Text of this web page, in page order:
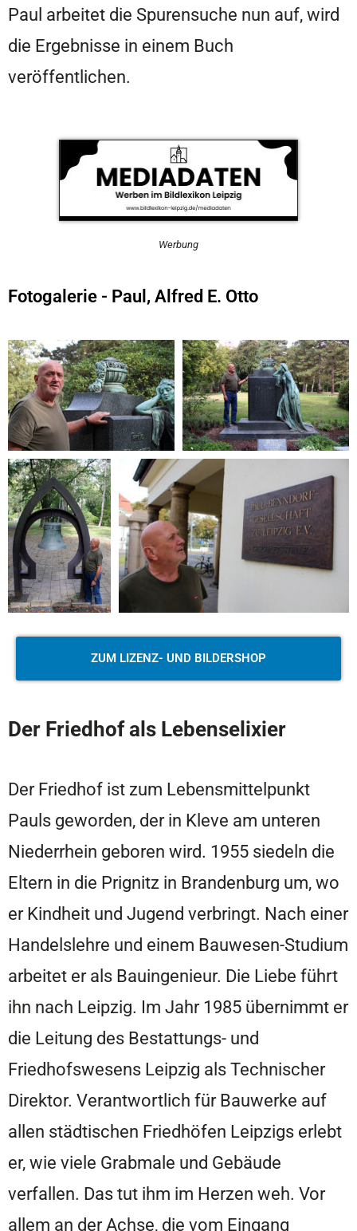
Paul arbeitet die Spurensuche nun auf, wird
die Ergebnisse in einem Buch
veröffentlichen.
Werbung
Fotogalerie - Paul, Alfred E. Otto
ZUM LIZENZ- UND BILDERSHOP
Der Friedhof als Lebenselixier
Der Friedhof ist zum Lebensmittelpunkt
Pauls geworden, der in Kleve am unteren
Niederrhein geboren wird. 1955 siedeln die
Eltern in die Prignitz in Brandenburg um, wo
er Kindheit und Jugend verbringt. Nach einer
Handelslehre und einem Bauwesen-Studium
arbeitet er als Bauingenieur. Die Liebe führt
ihn nach Leipzig. Im Jahr 1985 übernimmt er
die Leitung des Bestattungs- und
Friedhofswesens Leipzig als Technischer
Direktor. Verantwortlich für Bauwerke auf
allen städtischen Friedhöfen Leipzigs erlebt
er, wie viele Grabmale und Gebäude
verfallen. Das tut ihm im Herzen weh. Vor
allem an der Achse, die vom Eingang